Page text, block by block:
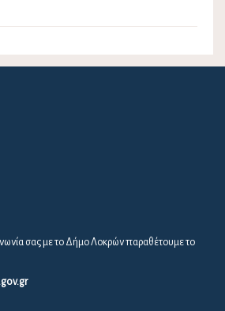
σας με το Δήμο Λοκρών παραθέτουμε το